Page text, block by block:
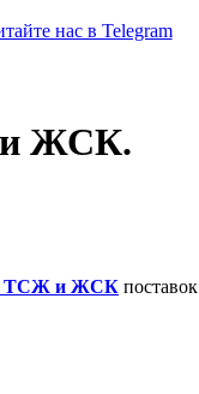
нас в Telegram
и ЖСК.
ТСЖ и ЖСК поставок